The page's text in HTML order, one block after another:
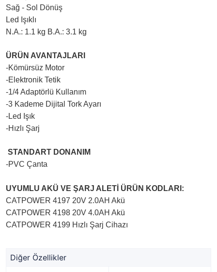
Sağ - Sol Dönüş
Led Işıklı
N.A.: 1.1 kg B.A.: 3.1 kg
ÜRÜN AVANTAJLARI
-Kömürsüz Motor
-Elektronik Tetik
-1/4 Adaptörlü Kullanım
-3 Kademe Dijital Tork Ayarı
-Led Işık
-Hızlı Şarj
STANDART DONANIM
-PVC Çanta
UYUMLU AKÜ VE ŞARJ ALETİ ÜRÜN KODLARI:
CATPOWER 4197 20V 2.0AH Akü
CATPOWER 4198 20V 4.0AH Akü
CATPOWER 4199 Hızlı Şarj Cihazı
Diğer Özellikler